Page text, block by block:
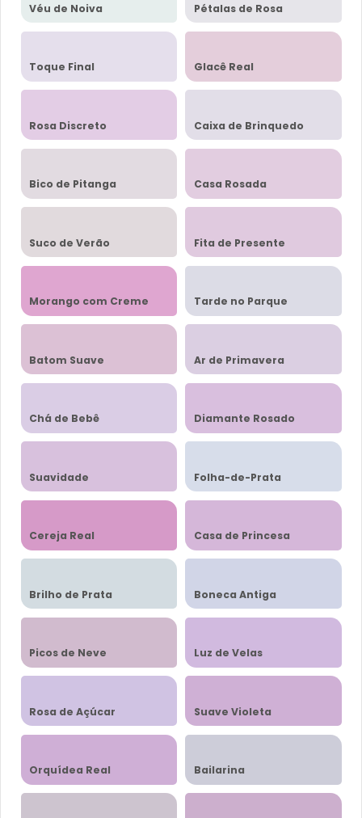
Véu de Noiva Pétalas de Rosa
Toque Final Glacê Real
Rosa Discreto Caixa de Brinquedo
Bico de Pitanga Casa Rosada
Suco de Verão Fita de Presente
Morango com Creme Tarde no Parque
Batom Suave Ar de Primavera
Chá de Bebê Diamante Rosado
Suavidade Folha-de-Prata
Cereja Real Casa de Princesa
Brilho de Prata Boneca Antiga
Picos de Neve Luz de Velas
Rosa de Açúcar Suave Violeta
Orquídea Real Bailarina